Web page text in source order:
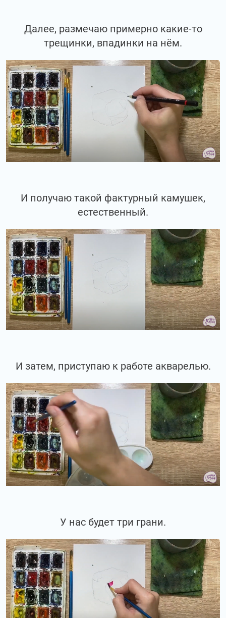
Далее, размечаю примерно какие-то
трещинки, впадинки на нём.
И получаю такой фактурный камушек,
естественный.
И затем, приступаю к работе акварелью.
У нас будет три грани.